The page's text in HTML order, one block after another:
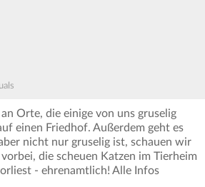
Orte, die einige von uns gruselig
einen Friedhof. Außerdem geht es
nicht nur gruselig ist, schauen wir
die scheuen Katzen im Tierheim
- ehrenamtlich! Alle Infos